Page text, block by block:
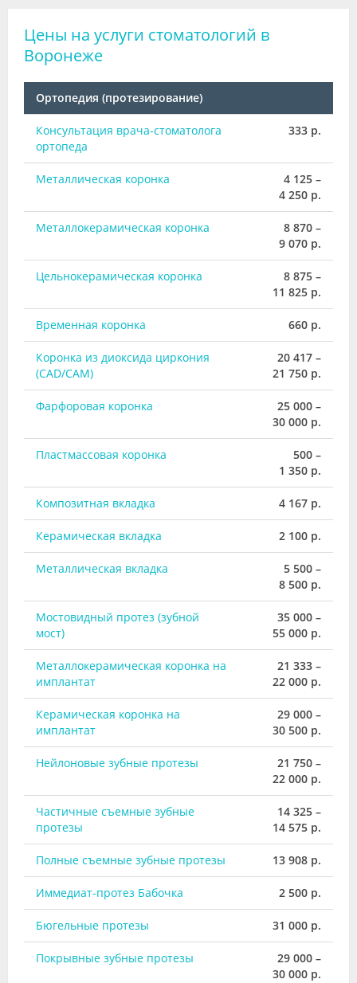
Цены на услуги стоматологий в
Воронеже
Ортопедия (протезирование)
Консультация врача-стоматолога
ортопеда
333 р.
Металлическая коронка
4 125 –
4 250 р.
Металлокерамическая коронка
8 870 –
9 070 р.
Цельнокерамическая коронка
8 875 –
11 825 р.
Временная коронка 660 р.
Коронка из диоксида циркония
(CAD/CAM)
20 417 –
21 750 р.
Фарфоровая коронка
25 000 –
30 000 р.
Пластмассовая коронка
500 –
1 350 р.
Композитная вкладка 4 167 р.
Керамическая вкладка 2 100 р.
Металлическая вкладка
5 500 –
8 500 р.
Мостовидный протез (зубной
мост)
35 000 –
55 000 р.
Металлокерамическая коронка на
имплантат
21 333 –
22 000 р.
Керамическая коронка на
имплантат
29 000 –
30 500 р.
Нейлоновые зубные протезы
21 750 –
22 000 р.
Частичные съемные зубные
протезы
14 325 –
14 575 р.
Полные съемные зубные протезы 13 908 р.
Иммедиат-протез Бабочка 2 500 р.
Бюгельные протезы 31 000 р.
Покрывные зубные протезы
29 000 –
30 000 р.